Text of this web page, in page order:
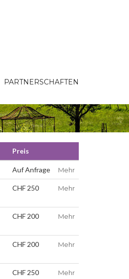
PARTNERSCHAFTEN
Preis
Auf Anfrage Mehr
CHF 250 Mehr
CHF 200 Mehr
CHF 200 Mehr
CHF 250 Mehr